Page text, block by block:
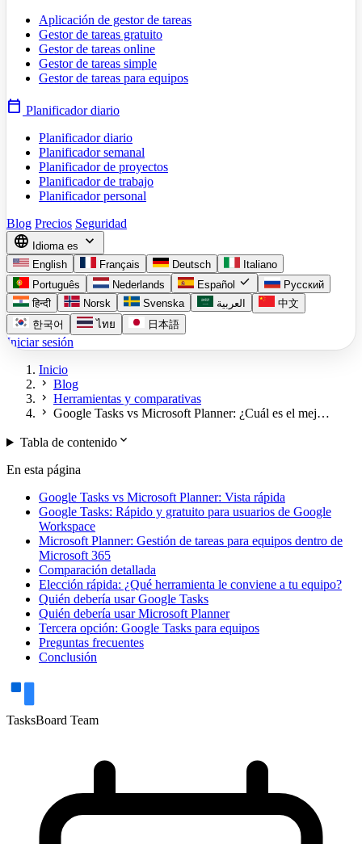
Aplicación de gestor de tareas
Gestor de tareas gratuito
Gestor de tareas online
Gestor de tareas simple
Gestor de tareas para equipos
calendar_today Planificador diario
Planificador diario
Planificador semanal
Planificador de proyectos
Planificador de trabajo
Planificador personal
Blog Precios Seguridad
language Idioma es expand_more
English Français Deutsch
Italiano
Português
Nederlands Español check
Русский
हिन्दी
Norsk Svenska العربية
中文
한국어
ไทย 日本語
Iniciar sesión
Inicio
chevron_right Blog
chevron_right Herramientas y comparativas
chevron_right Google Tasks vs Microsoft Planner: ¿Cuál es el mej…
Tabla de contenidoexpand_more
En esta página
Google Tasks vs Microsoft Planner: Vista rápida
Google Tasks: Rápido y gratuito para usuarios de Google
Workspace
Microsoft Planner: Gestión de tareas para equipos dentro de
Microsoft 365
Comparación detallada
Elección rápida: ¿Qué herramienta le conviene a tu equipo?
Quién debería usar Google Tasks
Quién debería usar Microsoft Planner
Tercera opción: Google Tasks para equipos
Preguntas frecuentes
Conclusión
TasksBoard Team